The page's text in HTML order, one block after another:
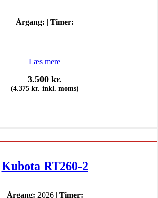
Årgang: | Timer:
Læs mere
3.500 kr.
(4.375 kr. inkl. moms)
Kubota RT260-2
Årgang: 2026 | Timer: